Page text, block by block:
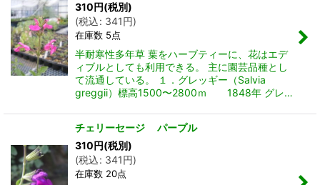
310円(税別)
(税込: 341円)
在庫数 5点
半耐寒性多年草 葉をハーブティーに、花はエデ
ィブルとしても利用できる。 主に園芸品種とし
て流通している。 １．グレッギー（Salvia
greggii）標高1500〜2800ｍ 1848年 グレ…
チェリーセージ パープル
310円(税別)
(税込: 341円)
在庫数 20点